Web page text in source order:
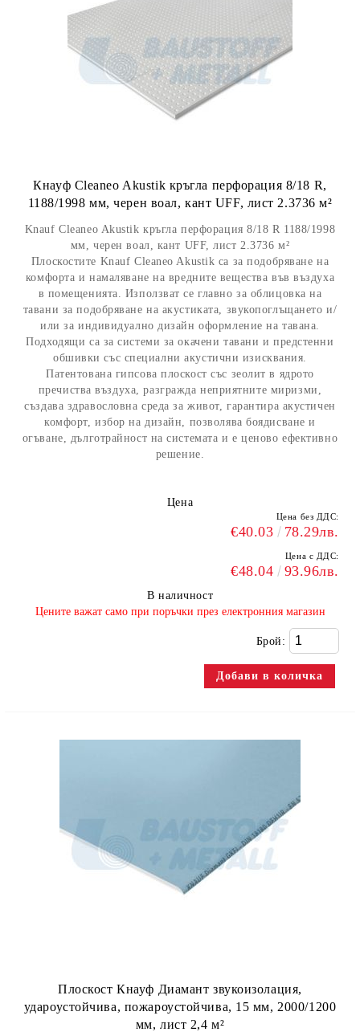
Кнауф Cleaneo Akustik кръгла перфорация 8/18 R,
1188/1998 мм, черен воал, кант UFF, лист 2.3736 м²
Knauf Cleaneo Akustik кръгла перфорация 8/18 R 1188/1998
мм, черен воал, кант UFF, лист 2.3736 м²
Плоскостите Knauf Cleaneo Akustik са за подобряване на
комфорта и намаляване на вредните вещества във въздуха
в помещенията. Използват се главно за облицовка на
тавани за подобряване на акустиката, звукопоглъщането и/
или за индивидуално дизайн оформление на тавана.
Подходящи са за системи за окачени тавани и предстенни
обшивки със специални акустични изисквания.
Патентована гипсова плоскост със зеолит в ядрото
пречиства въздуха, разгражда неприятните миризми,
създава здравословна среда за живот, гарантира акустичен
комфорт, избор на дизайн, позволява боядисване и
огъване, дълготрайност на системата и е ценово ефективно
решение.
Цена
Цена без ДДС:
€40.03 78.29лв.
Цена с ДДС:
€48.04 93.96лв.
В наличност
​Цените важат само при поръчки през електронния магазин
Брой:
Плоскост Кнауф Диамант звукоизолация,
удароустойчива, пожароустойчива, 15 мм, 2000/1200
мм, лист 2,4 м²